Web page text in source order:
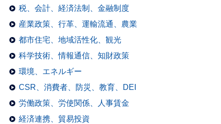
税、会計、経済法制、金融制度
産業政策、行革、運輸流通、農業
都市住宅、地域活性化、観光
科学技術、情報通信、知財政策
環境、エネルギー
CSR、消費者、防災、教育、DEI
労働政策、労使関係、人事賃金
経済連携、貿易投資